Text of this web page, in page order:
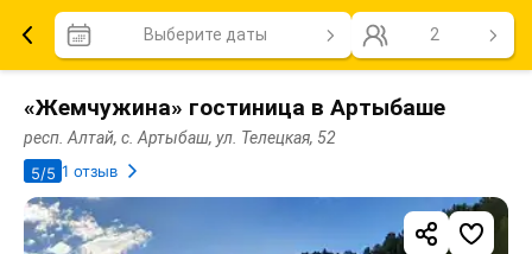
Выберите даты 2
«Жемчужина» гостиница в Артыбаше
респ. Алтай, с. Артыбаш, ул. Телецкая, 52
5/5 1 отзыв